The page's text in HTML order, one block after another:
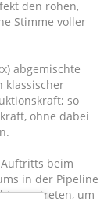
den rohen,
Stimme voller
abgemischte
klassischer
so
ohne dabei
beim
in der Pipeline
angetreten, um